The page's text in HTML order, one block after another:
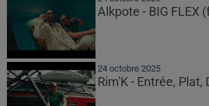
Alkpote - BIG FLEX
24 octobre 2025
Rim'K - Entrée, Plat,